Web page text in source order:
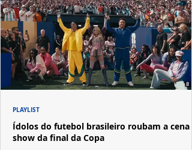
Ídolos do futebol brasileiro roubam a cena
show da final da Copa
PLAYLIST